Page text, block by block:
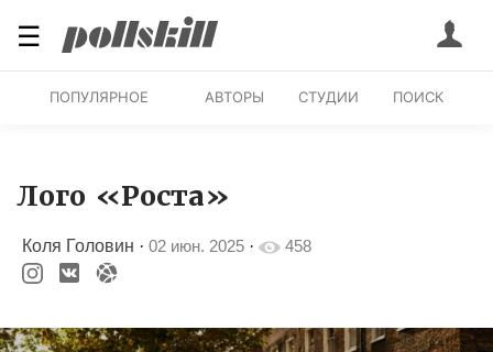
☰
ПОПУЛЯРНОЕ АВТОРЫ СТУДИИ ПОИСК
Лого «Роста»
Коля Головин · 02 июн. 2025 · 458